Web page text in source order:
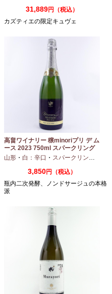
31,889円（税込）
カズティエの限定キュヴェ
高畠ワイナリー 穣minoriプリ デ ム
ース 2023 750ml スパークリング
ワイン
山形 ・ 白：辛口 ・ スパークリングワイン
3,850円（税込）
瓶内二次発酵、ノンドサージュの本格
派